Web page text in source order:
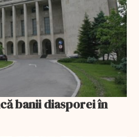
banii diasporei în